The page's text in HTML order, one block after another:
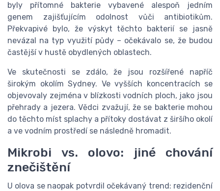
byly přítomné bakterie vybavené alespoň jedním
genem zajišťujícím odolnost vůči antibiotikům.
Překvapivé bylo, že výskyt těchto bakterií se jasně
nevázal na typ využití půdy – očekávalo se, že budou
častější v hustě obydlených oblastech.
Ve skutečnosti se zdálo, že jsou rozšířené napříč
širokým okolím Sydney. Ve vyšších koncentracích se
objevovaly zejména v blízkosti vodních ploch, jako jsou
přehrady a jezera. Vědci zvažují, že se bakterie mohou
do těchto míst splachy a přítoky dostávat z širšího okolí
a ve vodním prostředí se následně hromadit.
Mikrobi vs. olovo: jiné chování
znečištění
U olova se naopak potvrdil očekávaný trend: rezidenční